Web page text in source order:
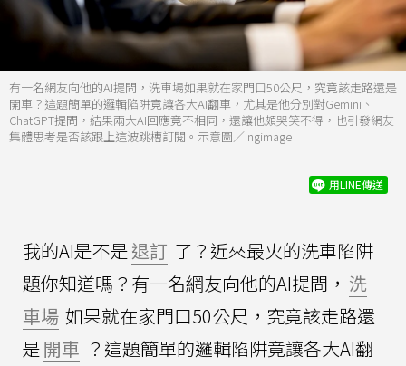
有一名網友向他的AI提問，洗車場如果就在家門口50公尺，究竟該走路還是
開車？這題簡單的邏輯陷阱竟讓各大AI翻車，尤其是他分別對Gemini、
ChatGPT提問，結果兩大AI回應竟不相同，還讓他頗哭笑不得，也引發網友
集體思考是否該跟上這波跳槽訂閱。示意圖／Ingimage
用LINE傳送
我的AI是不是退訂 了？近來最火的洗車陷阱
題你知道嗎？有一名網友向他的AI提問， 洗
車場 如果就在家門口50公尺，究竟該走路還
是開車 ？這題簡單的邏輯陷阱竟讓各大AI翻